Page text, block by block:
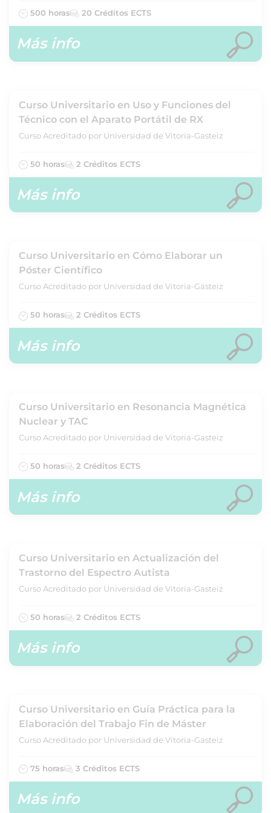
500 horas 20 Créditos ECTS
Más info
Curso Universitario en Uso y Funciones del
Técnico con el Aparato Portátil de RX
Curso Acreditado por Universidad de Vitoria-Gasteiz
50 horas 2 Créditos ECTS
Más info
Curso Universitario en Cómo Elaborar un
Póster Científico
Curso Acreditado por Universidad de Vitoria-Gasteiz
50 horas 2 Créditos ECTS
Más info
Curso Universitario en Resonancia Magnética
Nuclear y TAC
Curso Acreditado por Universidad de Vitoria-Gasteiz
50 horas 2 Créditos ECTS
Más info
Curso Universitario en Actualización del
Trastorno del Espectro Autista
Curso Acreditado por Universidad de Vitoria-Gasteiz
50 horas 2 Créditos ECTS
Más info
Curso Universitario en Guía Práctica para la
Elaboración del Trabajo Fin de Máster
Curso Acreditado por Universidad de Vitoria-Gasteiz
75 horas 3 Créditos ECTS
Más info